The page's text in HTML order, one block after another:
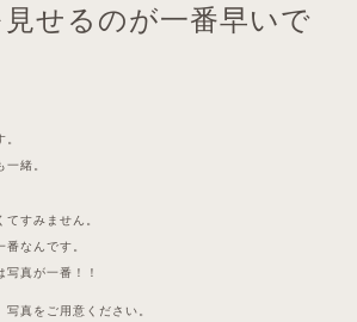
せるのが一番早いで
一緒。
すみません。
なんです。
写真が一番！！
写真をご用意ください。